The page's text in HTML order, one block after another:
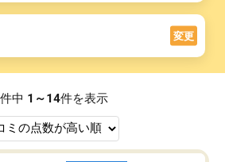
変更
件中 1～14件を表示